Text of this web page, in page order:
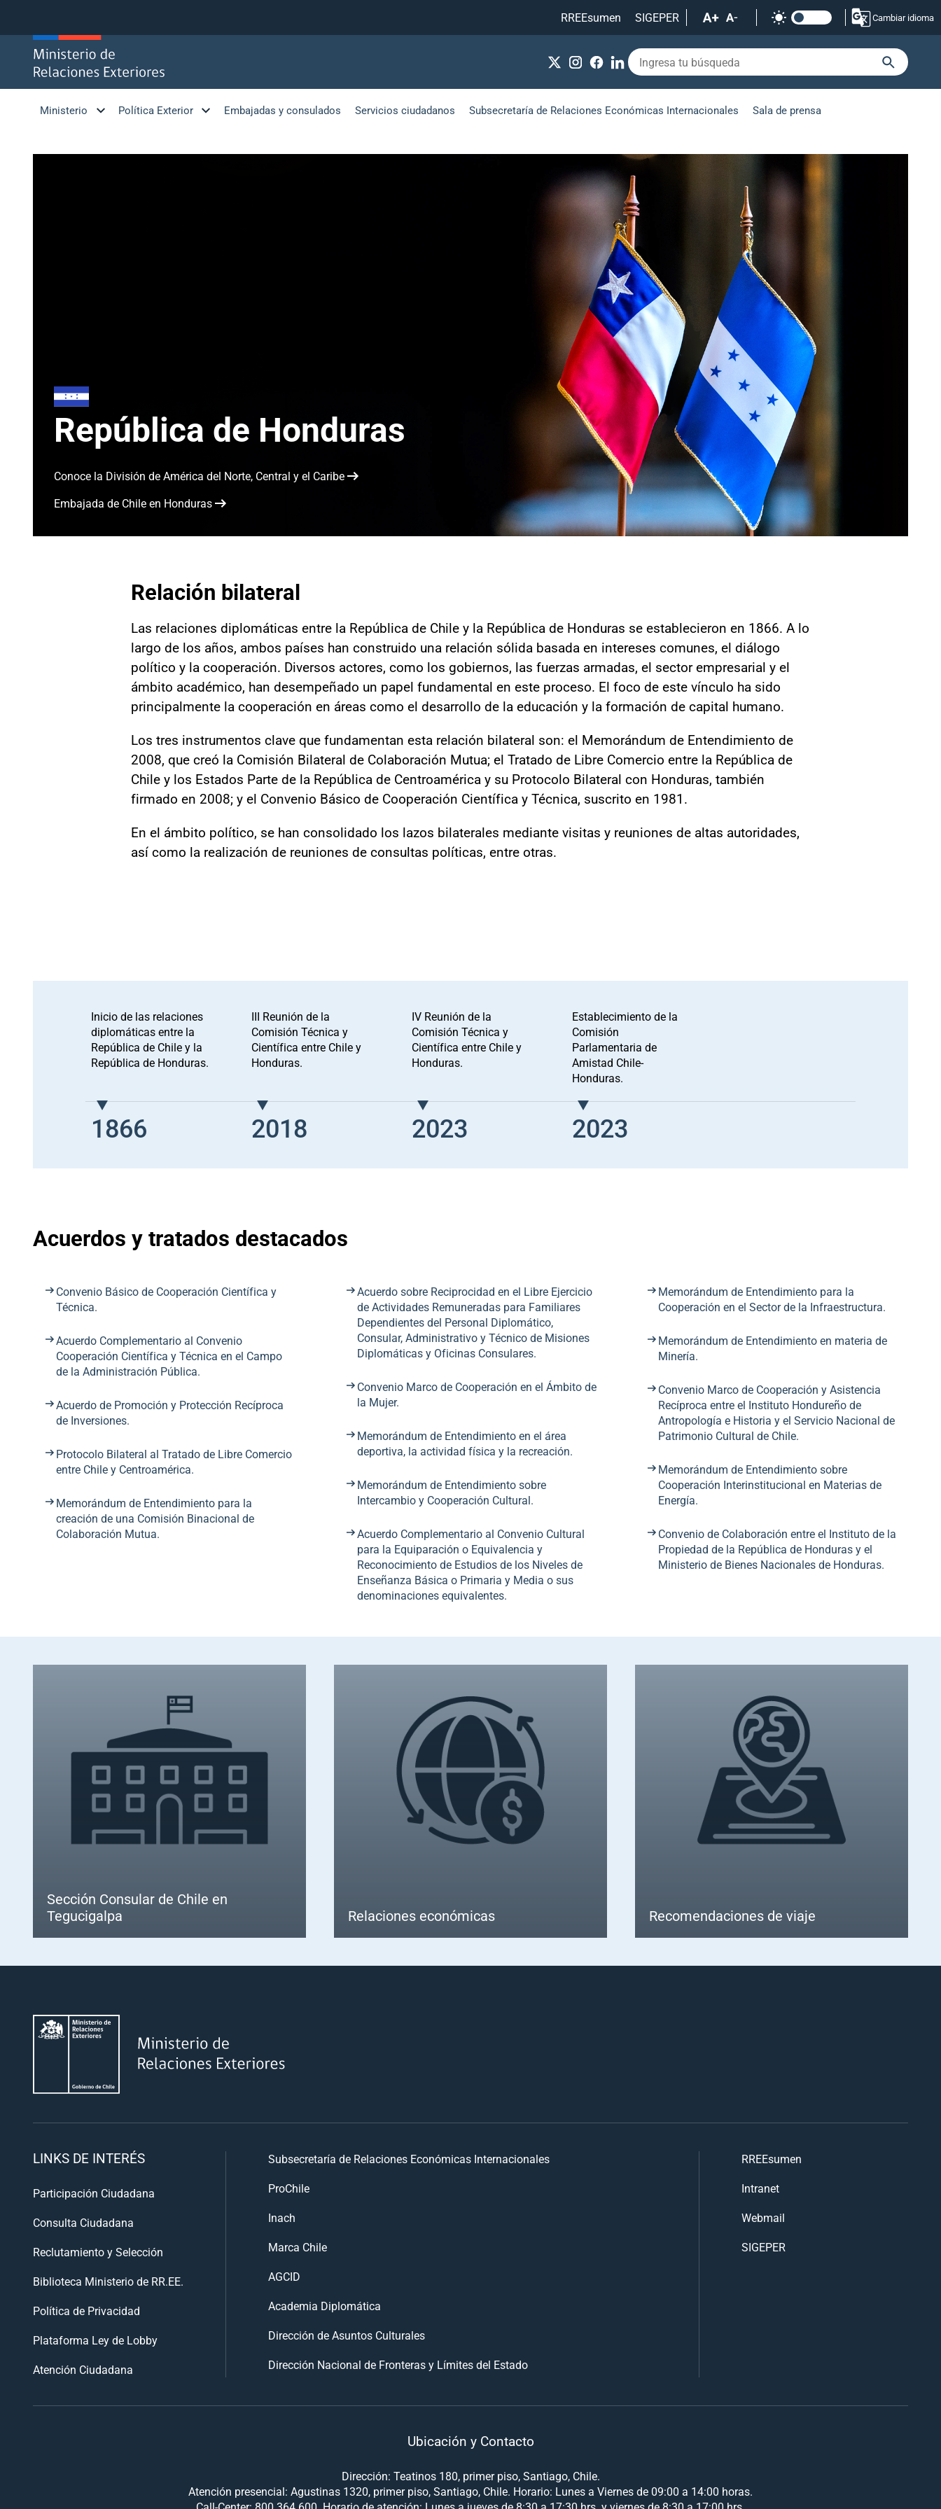
RREEsumen
SIGEPER Cambiar idioma
Ministerio Política Exterior Embajadas y consulados Servicios ciudadanos Subsecretaría de Relaciones Económicas Internacionales Sala de prensa
República de Honduras
Conoce la División de América del Norte, Central y el Caribe
Embajada de Chile en Honduras
Relación bilateral
Las relaciones diplomáticas entre la República de Chile y la República de Honduras se establecieron en 1866. A lo
largo de los años, ambos países han construido una relación sólida basada en intereses comunes, el diálogo
político y la cooperación. Diversos actores, como los gobiernos, las fuerzas armadas, el sector empresarial y el
ámbito académico, han desempeñado un papel fundamental en este proceso. El foco de este vínculo ha sido
principalmente la cooperación en áreas como el desarrollo de la educación y la formación de capital humano.
Los tres instrumentos clave que fundamentan esta relación bilateral son: el Memorándum de Entendimiento de
2008, que creó la Comisión Bilateral de Colaboración Mutua; el Tratado de Libre Comercio entre la República de
Chile y los Estados Parte de la República de Centroamérica y su Protocolo Bilateral con Honduras, también
firmado en 2008; y el Convenio Básico de Cooperación Científica y Técnica, suscrito en 1981.
En el ámbito político, se han consolidado los lazos bilaterales mediante visitas y reuniones de altas autoridades,
así como la realización de reuniones de consultas políticas, entre otras.
Inicio de las relaciones
diplomáticas entre la
República de Chile y la
República de Honduras.
1866
III Reunión de la
Comisión Técnica y
Científica entre Chile y
Honduras.
2018
IV Reunión de la
Comisión Técnica y
Científica entre Chile y
Honduras.
2023
Establecimiento de la
Comisión
Parlamentaria de
Amistad Chile-
Honduras.
2023
Acuerdos y tratados destacados
Convenio Básico de Cooperación Científica y
Técnica.
Acuerdo Complementario al Convenio
Cooperación Científica y Técnica en el Campo
de la Administración Pública.
Acuerdo de Promoción y Protección Recíproca
de Inversiones.
Protocolo Bilateral al Tratado de Libre Comercio
entre Chile y Centroamérica.
Memorándum de Entendimiento para la
creación de una Comisión Binacional de
Colaboración Mutua.
Acuerdo sobre Reciprocidad en el Libre Ejercicio
de Actividades Remuneradas para Familiares
Dependientes del Personal Diplomático,
Consular, Administrativo y Técnico de Misiones
Diplomáticas y Oficinas Consulares.
Convenio Marco de Cooperación en el Ámbito de
la Mujer.
Memorándum de Entendimiento en el área
deportiva, la actividad física y la recreación.
Memorándum de Entendimiento sobre
Intercambio y Cooperación Cultural.
Acuerdo Complementario al Convenio Cultural
para la Equiparación o Equivalencia y
Reconocimiento de Estudios de los Niveles de
Enseñanza Básica o Primaria y Media o sus
denominaciones equivalentes.
Memorándum de Entendimiento para la
Cooperación en el Sector de la Infraestructura.
Memorándum de Entendimiento en materia de
Minería.
Convenio Marco de Cooperación y Asistencia
Recíproca entre el Instituto Hondureño de
Antropología e Historia y el Servicio Nacional de
Patrimonio Cultural de Chile.
Memorándum de Entendimiento sobre
Cooperación Interinstitucional en Materias de
Energía.
Convenio de Colaboración entre el Instituto de la
Propiedad de la República de Honduras y el
Ministerio de Bienes Nacionales de Honduras.
Sección Consular de Chile en
Tegucigalpa
Relaciones económicas Recomendaciones de viaje
LINKS DE INTERÉS
Participación Ciudadana
Consulta Ciudadana
Reclutamiento y Selección
Biblioteca Ministerio de RR.EE.
Política de Privacidad
Plataforma Ley de Lobby
Atención Ciudadana
Subsecretaría de Relaciones Económicas Internacionales
ProChile
Inach
Marca Chile
AGCID
Academia Diplomática
Dirección de Asuntos Culturales
Dirección Nacional de Fronteras y Límites del Estado
RREEsumen
Intranet
Webmail
SIGEPER
Ubicación y Contacto
Dirección: Teatinos 180, primer piso, Santiago, Chile.
Atención presencial: Agustinas 1320, primer piso, Santiago, Chile. Horario: Lunes a Viernes de 09:00 a 14:00 horas.